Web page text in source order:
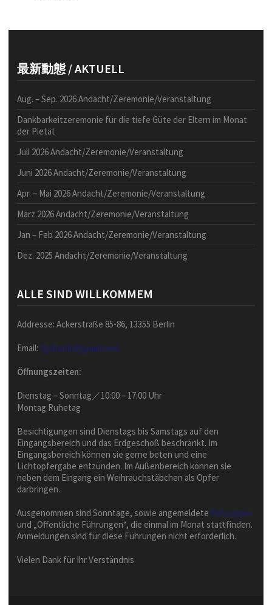
最新動態 / AKTUELL
Aug. – Sep. 2026 Andacht/Zeremonie/Veranstaltung
Dankbarkeitzeremonie für die tiefe Güte der Eltern im Monat
der Pietät
Juli 2026 Andacht/Zeremonie/Veranstaltung
Juni 2026 Andacht/Zeremonie/Veranstaltung
Apr. – Mai 2026 Andacht/Zeremonie/Veranstaltung
März 2026 Andacht/Zeremonie/Veranstaltung
Jan – Feb 2026 Andacht/Zeremonie/Veranstaltung
Dez. 2025 Andacht/Zeremonie/Veranstaltung
ALLE SIND WILLKOMMEM
Addresse: Ackerstraße 85-86, 13355 Berlin
Email: fgsberlin@gmail.com
Öffnungszeiten:
Dienstag – Sonntag／10:00 – 17:00 Uhr
Montag Ruhetag
Besichtigungen sind Dienstags bis Samstags auf den
Eingangsbereich und das Erdgeschoß beschränkt. Im
Eingangsbereich können sie gerne beten und eine
Lichtopfergabe entzünden. Im Außenbereich können sie
neben dem Eingang ein Weihrauchstäbchen als Opfer
darbringen.
Ausgenommen sind Sonntage, sowie angemeldete Führungen
und „Öffentliche Führungen“, die einmal im Monat stattfinden.
Anmeldungen sind für diese Führungen nicht erforderlich.
Vielen Dank für Ihr Verständnis